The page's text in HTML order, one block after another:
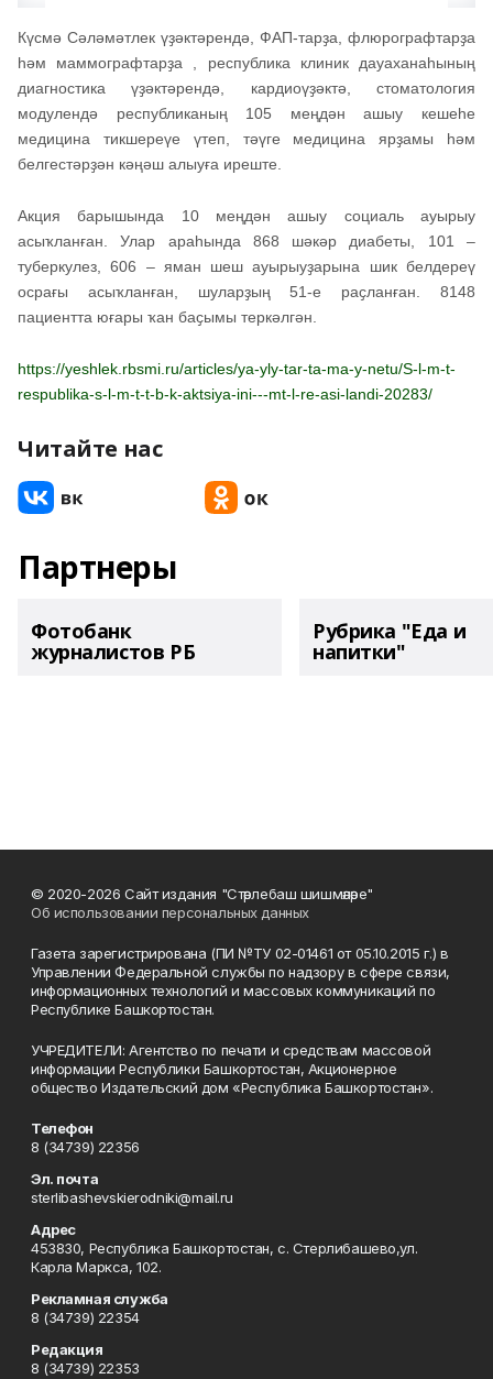
Күсмә Сәләмәтлек үҙәктәрендә, ФАП-тарҙа, флюрографтарҙа
һәм маммографтарҙа , республика клиник дауаханаһының
диагностика үҙәктәрендә, кардиоүҙәктә, стоматология
модулендә республиканың 105 меңдән ашыу кешеһе
медицина тикшереүе үтеп, тәүге медицина ярҙамы һәм
белгестәрҙән кәңәш алыуға иреште.
Акция барышында 10 меңдән ашыу социаль ауырыу
асыҡланған. Улар араһында 868 шәкәр диабеты, 101 –
туберкулез, 606 – яман шеш ауырыуҙарына шик белдереү
осрағы асыҡланған, шуларҙың 51-е раҫланған. 8148
пациентта юғары ҡан баҫымы теркәлгән.
https://yeshlek.rbsmi.ru/articles/ya-yly-tar-ta-ma-y-netu/S-l-m-t-
respublika-s-l-m-t-t-b-k-aktsiya-ini---mt-l-re-asi-landi-20283/
Читайте нас
Партнеры
Фотобанк
журналистов РБ
Рубрика "Еда и
напитки"
© 2020-2026 Сайт издания "Стәрлебаш шишмәләре"
Об использовании персональных данных
Газета зарегистрирована (ПИ №ТУ 02-01461 от 05.10.2015 г.) в
Управлении Федеральной службы по надзору в сфере связи,
информационных технологий и массовых коммуникаций по
Республике Башкортостан.
УЧРЕДИТЕЛИ: Агентство по печати и средствам массовой
информации Республики Башкортостан, Акционерное
общество Издательский дом «Республика Башкортостан».
Телефон
8 (34739) 22356
Эл. почта
sterlibashevskierodniki@mail.ru
Адрес
453830, Республика Башкортостан, c. Стерлибашево,ул.
Карла Маркса, 102.
Рекламная служба
8 (34739) 22354
Редакция
8 (34739) 22353